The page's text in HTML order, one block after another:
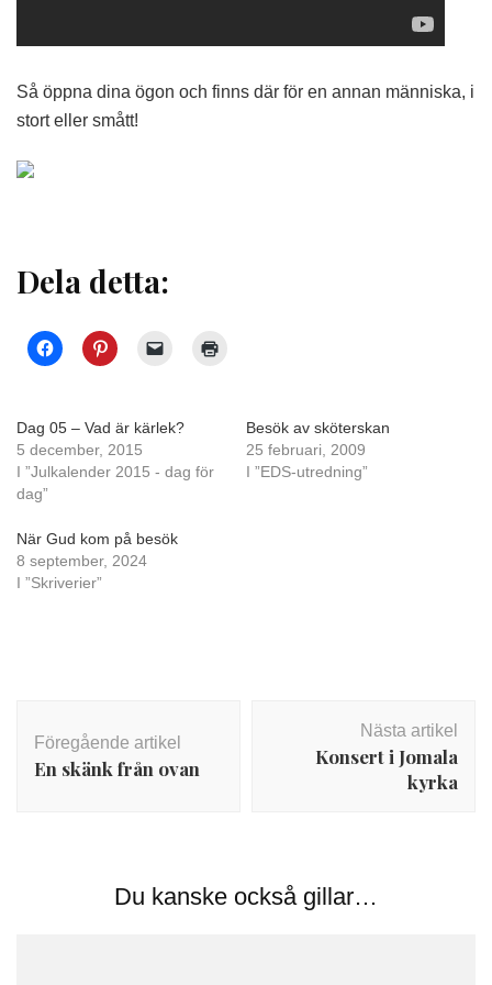
Så öppna dina ögon och finns där för en annan människa, i
stort eller smått!
Dela detta:
Dag 05 – Vad är kärlek?
5 december, 2015
I ”Julkalender 2015 - dag för
dag”
Besök av sköterskan
25 februari, 2009
I ”EDS-utredning”
När Gud kom på besök
8 september, 2024
I ”Skriverier”
Föregående artikel
En skänk från ovan
Nästa artikel
Konsert i Jomala
kyrka
Du kanske också gillar…